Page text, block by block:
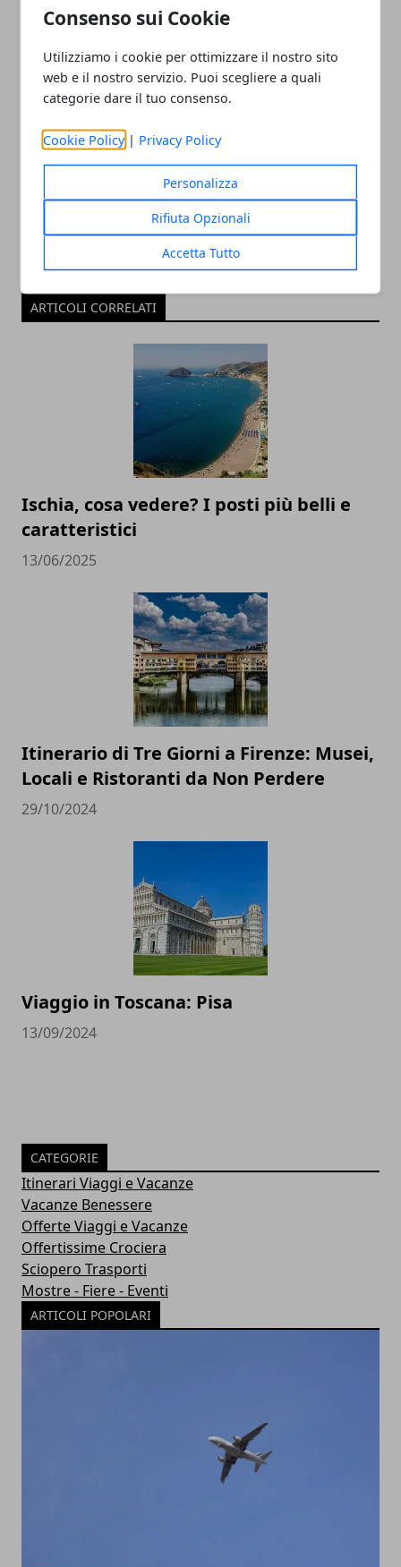
Consenso sui Cookie
Utilizziamo i cookie per ottimizzare il nostro sito
web e il nostro servizio. Puoi scegliere a quali
categorie dare il tuo consenso.
Cookie Policy | Privacy Policy
Personalizza
Rifiuta Opzionali
Accetta Tutto
Redazione
ARTICOLI CORRELATI
Ischia, cosa vedere? I posti più belli e
caratteristici
13/06/2025
Itinerario di Tre Giorni a Firenze: Musei,
Locali e Ristoranti da Non Perdere
29/10/2024
Viaggio in Toscana: Pisa
13/09/2024
CATEGORIE
Itinerari Viaggi e Vacanze
Vacanze Benessere
Offerte Viaggi e Vacanze
Offertissime Crociera
Sciopero Trasporti
Mostre - Fiere - Eventi
ARTICOLI POPOLARI